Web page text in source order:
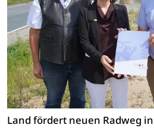
Land fördert neuen Radweg in